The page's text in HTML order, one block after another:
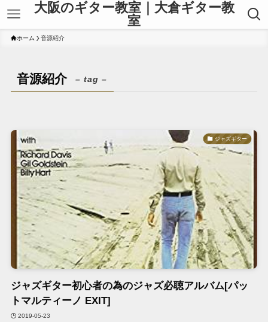
大阪のギター教室｜大倉ギター教
室
ホーム 音源紹介
音源紹介 – tag –
ジャズギター
ジャズギター初心者の為のジャズ必聴アルバム[パッ
トマルティーノ EXIT]
2019-05-23